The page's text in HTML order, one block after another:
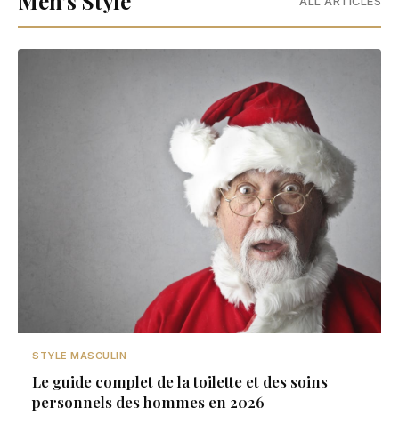
STYLE MASCULIN
Le guide complet de la toilette et des soins
personnels des hommes en 2026